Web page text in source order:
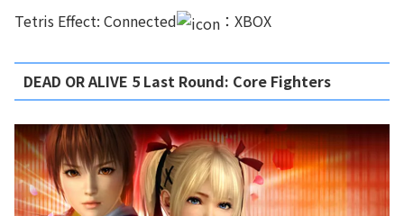
Tetris Effect: Connected ：XBOX
DEAD OR ALIVE 5 Last Round: Core Fighters